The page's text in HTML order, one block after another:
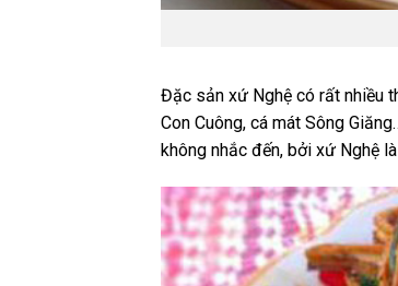
Đặc sản xứ Nghệ có rất nhiều
Con Cuông, cá mát Sông
không nhắc đến, bởi xứ Nghệ